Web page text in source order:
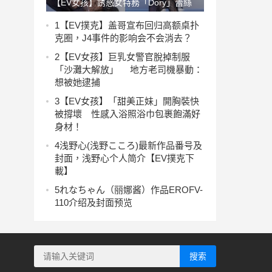
【EV女孩】誘惑女特務「Dory」蕾絲
勾引，「跪地爆乳」全民投降！
1 【EV撲克】盖哥宣布回归高额桌扑
克圈，J4事件的影响会不会消去？
2 【EV女孩】巨乳女警官脫掉制服
「沙灘大解放」 地方老司機暴動：
想被她逮捕
3 【EV女孩】「甜美正妹」開胸裝快
被撐壞 性感入浴照浴巾包裹飽滿好
身材！
4浅野心(浅野こころ)最新作品番号及
封面，浅野心个人简介【EV撲克下
載】
5れなちゃん（丽娜酱）作品EROFV-
110介绍及封面预览
搜索